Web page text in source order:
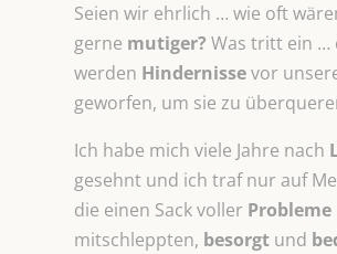
Seien wir ehrlich … wie oft
gerne mutiger? Was tritt ein …
werden Hindernissevor
geworfen, um sie zu
Ich habe mich viele Jahre nach
gesehnt und ich traf nur auf
die einen Sack voller Probleme
mitschleppten, besorgt und